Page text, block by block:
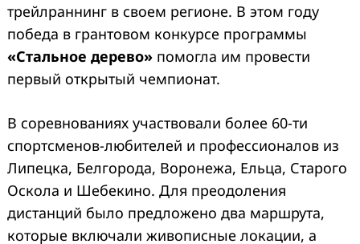
трейлраннинг в своем регионе. В этом году
победа в грантовом конкурсе программы
«Стальное дерево» помогла им провести
первый открытый чемпионат.
В соревнованиях участвовали более 60-ти
спортсменов-любителей и профессионалов из
Липецка, Белгорода, Воронежа, Ельца, Старого
Оскола и Шебекино. Для преодоления
дистанций было предложено два маршрута,
которые включали живописные локации, а